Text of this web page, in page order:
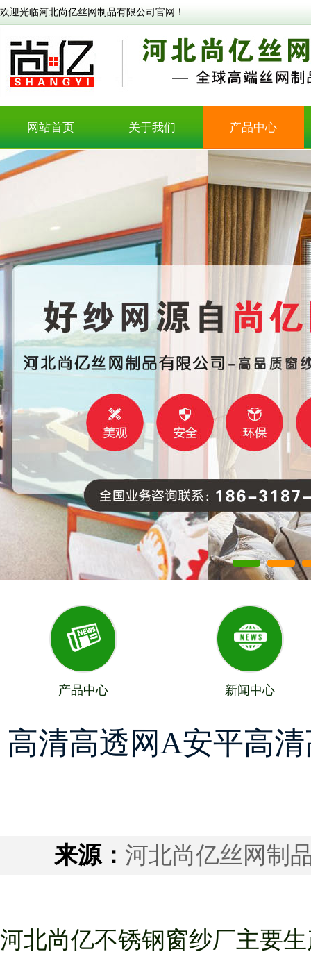
欢迎光临河北尚亿丝网制品有限公司官网！
网站首页 关于我们 产品中心
产品中心 新闻中心
高清高透网A安平高
来源： 河北尚亿丝网制
河北尚亿不锈钢窗纱厂主要